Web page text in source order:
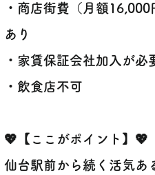
・商店街費（月額
あり
・家賃保証会社加入が必
・飲食店不可
💖【ここがポイント】💖
仙台駅前から続く活気あ